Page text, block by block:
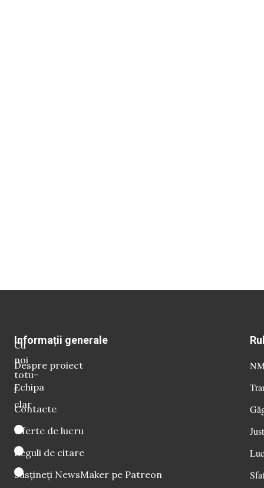
Cu
noi
totu-
i
clar
Informații generale
Despre proiect
Echipa
Contacte
Oferte de lucru
Reguli de citare
Susțineți NewsMaker pe Patreon